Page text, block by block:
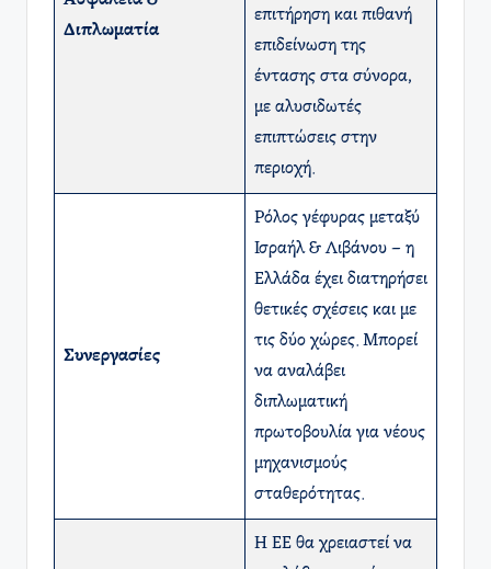
Διπλωματία
επιτήρηση και πιθανή
επιδείνωση της
έντασης στα σύνορα,
με αλυσιδωτές
επιπτώσεις στην
περιοχή.
Συνεργασίες
Ρόλος γέφυρας μεταξύ
Ισραήλ & Λιβάνου – η
Ελλάδα έχει διατηρήσει
θετικές σχέσεις και με
τις δύο χώρες. Μπορεί
να αναλάβει
διπλωματική
πρωτοβουλία για νέους
μηχανισμούς
σταθερότητας.
Η ΕΕ θα χρειαστεί να